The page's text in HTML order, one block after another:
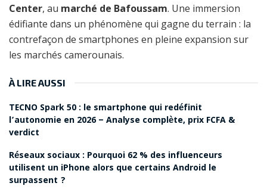
Center, au marché de Bafoussam. Une immersion
édifiante dans un phénomène qui gagne du terrain : la
contrefaçon de smartphones en pleine expansion sur
les marchés camerounais.
À LIRE AUSSI
TECNO Spark 50 : le smartphone qui redéfinit
l’autonomie en 2026 – Analyse complète, prix FCFA &
verdict
Réseaux sociaux : Pourquoi 62 % des influenceurs
utilisent un iPhone alors que certains Android le
surpassent ?